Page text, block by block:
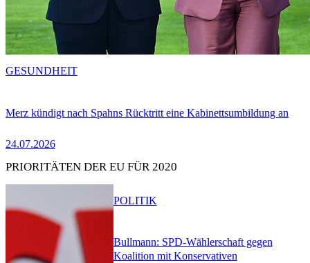
Merz kündigt nach Spahns Rücktritt eine Kabinettsumbildung an
24.07.2026
GESUNDHEIT
PRIORITÄTEN DER EU FÜR 2020
Bullmann: SPD-Wählerschaft gegen
Koalition mit Konservativen
POLITIK